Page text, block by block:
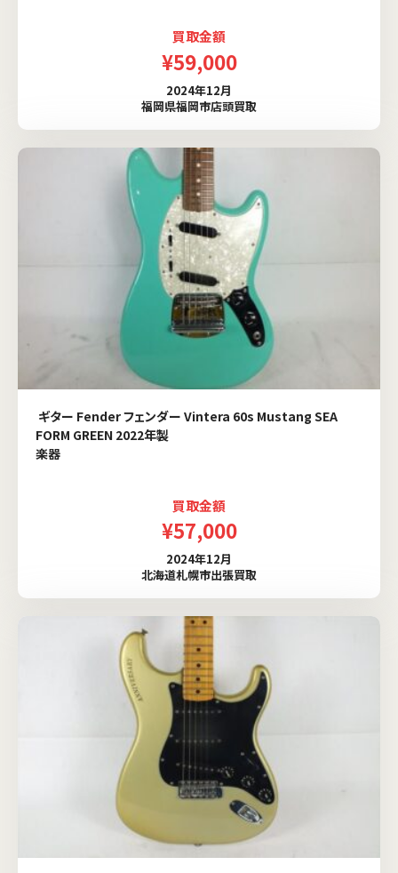
買取金額
¥59,000
2024年12月
福岡県福岡市店頭買取
ギター Fender フェンダー Vintera 60s Mustang SEA
FORM GREEN 2022年製
楽器
買取金額
¥57,000
2024年12月
北海道札幌市出張買取